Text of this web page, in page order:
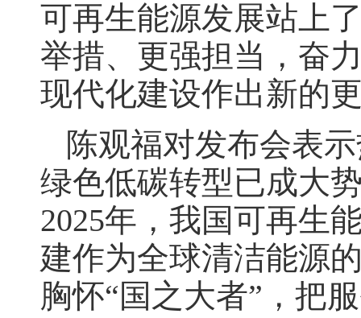
可再生能源发展站上
举措、更强担当，奋
现代化建设作出新的
陈观福对发布会表
绿色低碳转型已成大
2025年，我国可再生
建作为全球清洁能源
胸怀“国之大者”，把